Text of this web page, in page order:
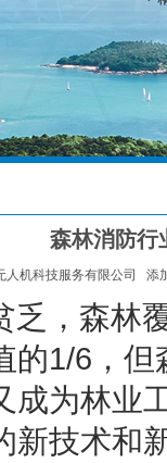
森林消防行
人机科技服务有限公司
乏，森林
的1/6，
成为林业
新技术和